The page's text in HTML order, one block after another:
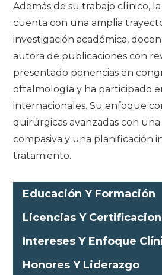
Además de su trabajo clínico,
cuenta con una amplia
investigación académica,
autora de publicaciones con
presentado ponencias en
oftalmología y ha participado
internacionales. Su enfoque
quirúrgicas avanzadas con
compasiva y una planificación
tratamiento.
Educación Y Formación
Licencias Y
Intereses Y Enfoque
Honores Y Liderazgo